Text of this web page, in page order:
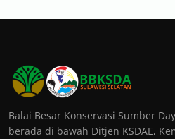
Balai Besar Konservasi Sumber
berada di bawah Ditjen KSDAE,